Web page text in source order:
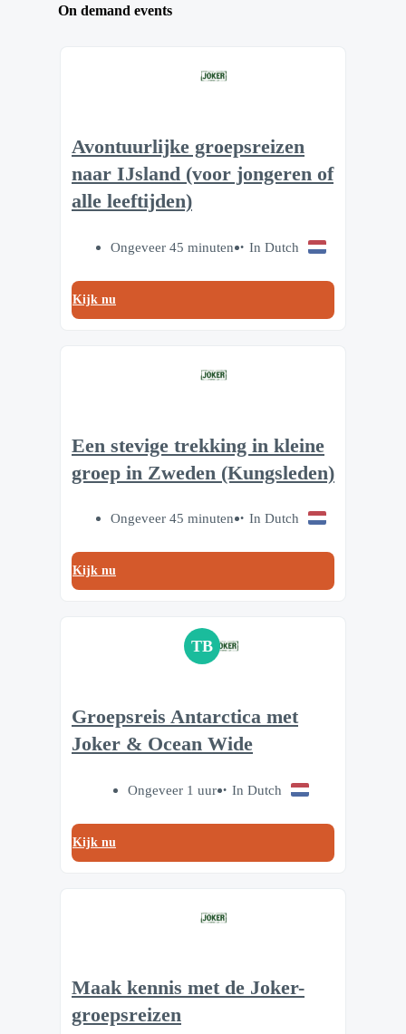
On demand events
Avontuurlijke groepsreizen
naar IJsland (voor jongeren of
alle leeftijden)
Ongeveer 45 minuten In Dutch
Kijk nu
Een stevige trekking in kleine
groep in Zweden (Kungsleden)
Ongeveer 45 minuten In Dutch
Kijk nu
TB
Groepsreis Antarctica met
Joker & Ocean Wide
Ongeveer 1 uur In Dutch
Kijk nu
Maak kennis met de Joker-
groepsreizen